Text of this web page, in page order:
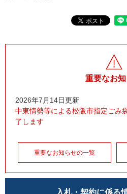
重要なお
2026年7月14日更新
中東情勢等による松阪市指定ごみ
了します
重要なお知らせの一覧
入札・契約に係る